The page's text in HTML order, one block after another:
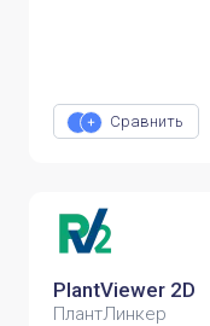
Сравнить
PlantViewer 2D
ПлантЛинкер